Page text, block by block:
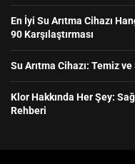
En İyi Su Arıtma Cihazı
90 Karşılaştırması
Su Arıtma Cihazı: Temiz
Klor Hakkında Her Şey:
Rehberi